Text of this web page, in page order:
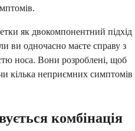
як двокомпонентний підхід
ви одночасно маєте справу з
носа. Вони розроблені, щоб
кілька неприємних симптомів
комбінація